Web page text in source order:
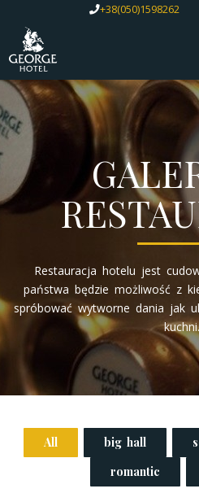
+38(050)1598262
Restauracja hotelu jest
państwa będzie możliwość z
spróbować wytworne dania jak
kuchni.
All big hall
romantic